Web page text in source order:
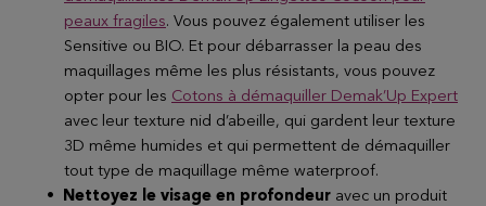
peaux fragiles. Vous pouvez également utiliser les
Sensitive ou BIO. Et pour débarrasser la peau des
maquillages même les plus résistants, vous pouvez
opter pour les Cotons à démaquiller Demak’Up Expert
avec leur texture nid d’abeille, qui gardent leur texture
3D même humides et qui permettent de démaquiller
tout type de maquillage même waterproof.
Nettoyez le visage en profondeur avec un produit